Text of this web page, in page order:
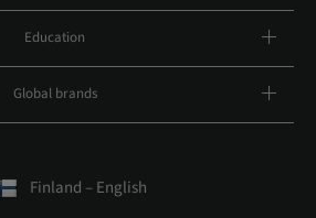
Education
Global brands
Finland – English